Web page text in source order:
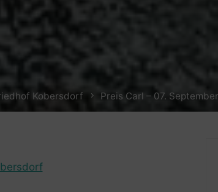
Kobersdorf Preis Carl – 07.